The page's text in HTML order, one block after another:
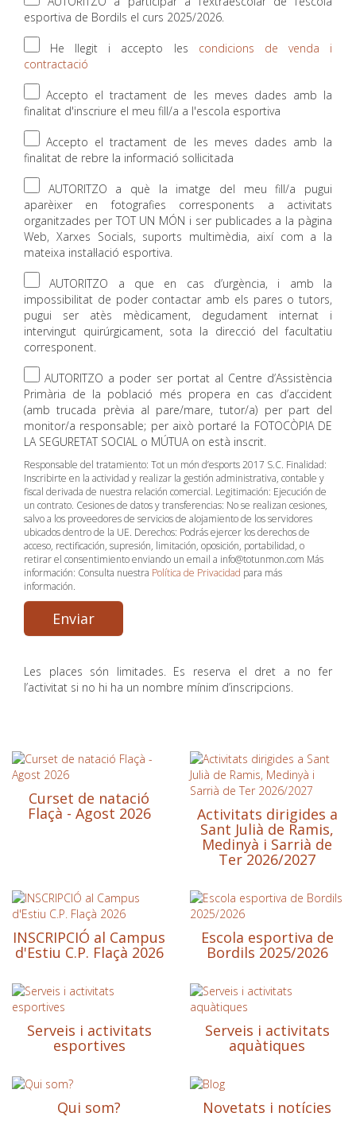
esportiva de Bordils el curs 2025/2026.
He llegit i accepto les condicions de venda i
contractació
Accepto el tractament de les meves dades amb la
finalitat d'inscriure el meu fill/a a l'escola esportiva
Accepto el tractament de les meves dades amb la
finalitat de rebre la informació sol·licitada
AUTORITZO a què la imatge del meu fill/a pugui
aparèixer en fotografies corresponents a activitats
organitzades per TOT UN MÓN i ser publicades a la pàgina
Web, Xarxes Socials, suports multimèdia, així com a la
mateixa instal·lació esportiva.
AUTORITZO a que en cas d’urgència, i amb la
impossibilitat de poder contactar amb els pares o tutors,
pugui ser atès mèdicament, degudament internat i
intervingut quirúrgicament, sota la direcció del facultatiu
corresponent.
AUTORITZO a poder ser portat al Centre d’Assistència
Primària de la població més propera en cas d’accident
(amb trucada prèvia al pare/mare, tutor/a) per part del
monitor/a responsable; per això portaré la FOTOCÒPIA DE
LA SEGURETAT SOCIAL o MÚTUA on està inscrit.
Responsable del tratamiento: Tot un món d’esports 2017 S.C. Finalidad:
Inscribirte en la actividad y realizar la gestión administrativa, contable y
fiscal derivada de nuestra relación comercial. Legitimación: Ejecución de
un contrato. Cesiones de datos y transferencias: No se realizan cesiones,
salvo a los proveedores de servicios de alojamiento de los servidores
ubicados dentro de la UE. Derechos: Podrás ejercer los derechos de
acceso, rectificación, supresión, limitación, oposición, portabilidad, o
retirar el consentimiento enviando un email a info@totunmon.com Más
información: Consulta nuestra Política de Privacidad para más
información.
Les places són limitades. Es reserva el dret a no fer
l’activitat si no hi ha un nombre mínim d’inscripcions.
Curset de natació
Flaçà - Agost 2026 Activitats dirigides a
Sant Julià de Ramis,
Medinyà i Sarrià de
Ter 2026/2027
INSCRIPCIÓ al Campus
d'Estiu C.P. Flaçà 2026
Escola esportiva de
Bordils 2025/2026
Serveis i activitats
esportives
Serveis i activitats
aquàtiques
Qui som? Novetats i notícies